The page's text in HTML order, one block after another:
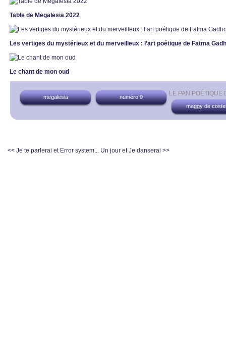
Table de Megalesia 2022
Les vertiges du mystérieux et du merveilleux : l’art poétique de Fatma
Le chant de mon oud
LE PAN
megalesia
numéro 9
maggy de
<< Je te parlerai et Error system... Un jour et Je danserai >>